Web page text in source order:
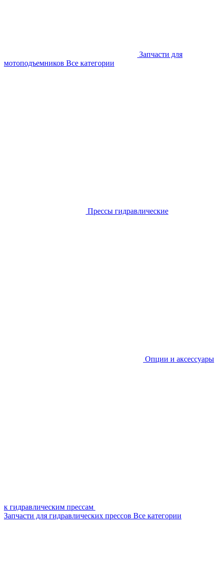
Запчасти для
мотоподъемников Все категории
Прессы гидравлические
Опции и аксессуары
к гидравлическим прессам
Запчасти для гидравлических прессов Все категории